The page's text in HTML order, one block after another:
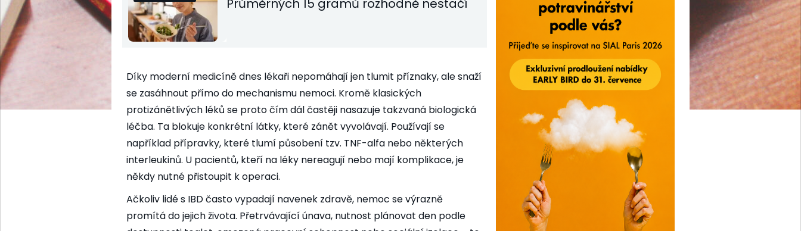
Průměrných 15 gramů rozhodně nestačí
Díky moderní medicíně dnes lékaři nepomáhají jen tlumit příznaky, ale snaží
se zasáhnout přímo do mechanismu nemoci. Kromě klasických
protizánětlivých léků se proto čím dál častěji nasazuje takzvaná biologická
léčba. Ta blokuje konkrétní látky, které zánět vyvolávají. Používají se
například přípravky, které tlumí působení tzv. TNF-alfa nebo některých
interleukinů. U pacientů, kteří na léky nereagují nebo mají komplikace, je
někdy nutné přistoupit k operaci.
Ačkoliv lidé s IBD často vypadají navenek zdravě, nemoc se výrazně
promítá do jejich života. Přetrvávající únava, nutnost plánovat den podle